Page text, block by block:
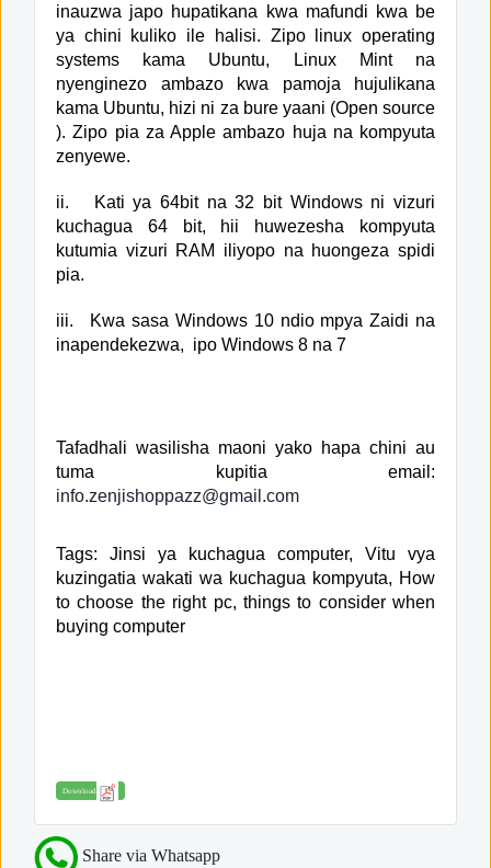
inauzwa japo hupatikana kwa mafundi kwa be
ya chini kuliko ile halisi. Zipo linux operating
systems kama Ubuntu, Linux Mint na
nyenginezo ambazo kwa pamoja hujulikana
kama Ubuntu, hizi ni za bure yaani (Open source
). Zipo pia za Apple ambazo huja na kompyuta
zenyewe.
ii.
Kati ya 64bit na 32 bit Windows ni vizuri
kuchagua 64 bit, hii huwezesha kompyuta
kutumia vizuri RAM iliyopo na huongeza spidi
pia.
iii.
Kwa sasa Windows 10 ndio mpya Zaidi na
inapendekezwa, ipo Windows 8 na 7
Tafadhali wasilisha maoni yako hapa chini au
tuma kupitia email:
info.zenjishoppazz@gmail.com
Tags: Jinsi ya kuchagua computer, Vitu vya
kuzingatia wakati wa kuchagua kompyuta, How
to choose the right pc, things to consider when
buying computer
Download
Share via Whatsapp